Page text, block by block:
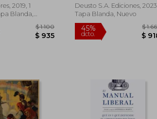
2019, 1
Blanda,
dcto.
Deusto S.A. Ediciones, 2023,
Tapa Blanda, Nuevo
dcto.